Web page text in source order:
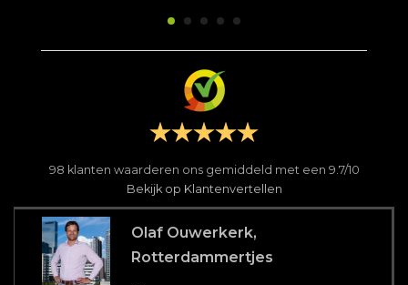
98 klanten waarderen ons gemiddeld met een 9.7/10
Bekijk op Klantenvertellen
Olaf Ouwerkerk,
Rotterdammertjes